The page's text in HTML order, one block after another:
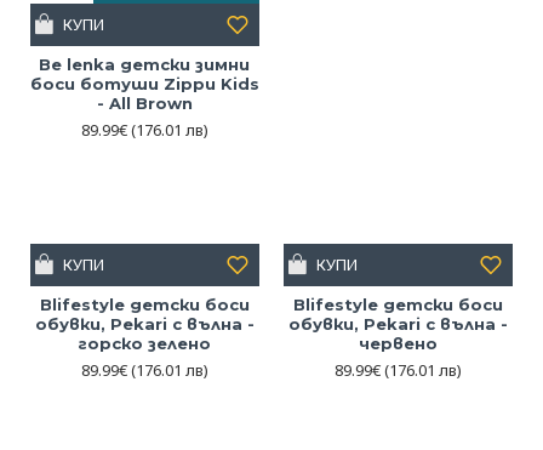
Be lenka детски зимни
боси ботуши Zippu Kids
- All Brown
89.99€(176.01 лв)
КУПИ
Blifestyle детски боси
обувки, Pekari с вълна -
горско зелено
89.99€(176.01 лв)
КУПИ
Blifestyle детски боси
обувки, Pekari с вълна -
червено
89.99€(176.01 лв)
КУПИ